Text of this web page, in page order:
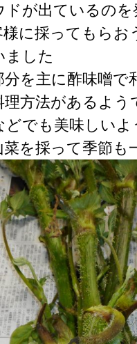
ドが出ているの
に採ってもら
ました
を主に酢味噌
方法があるよ
でも美味しいよ
を採って季節も